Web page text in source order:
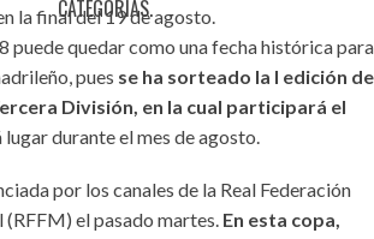
CATEGORÍAS.
la final del 19 de agosto.
puede quedar como una fecha histórica para
pues se ha sorteado la I edición de
División, en la cual participará el
lugar durante el mes de agosto.
por los canales de la Real Federación
el pasado martes. En esta copa,